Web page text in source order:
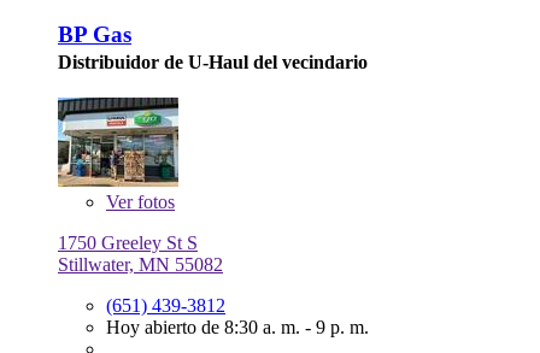
BP Gas
Distribuidor de U-Haul del vecindario
Verfotos
1750 Greeley St S
Stillwater, MN 55082
(651) 439-3812
Hoy abierto de 8:30 a. m. - 9 p. m.